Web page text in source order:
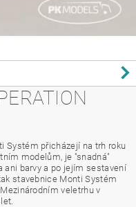
OPERATION
Systém přicházejí na trh roku
modelům, je "snadná"
ani barvy a po jejím sestavení
stavebnice Monti Systém
veletrhu v